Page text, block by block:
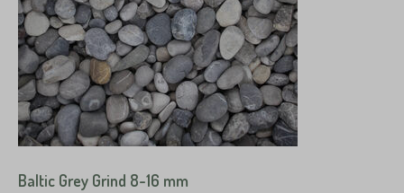
Baltic Grey Grind 8-16 mm